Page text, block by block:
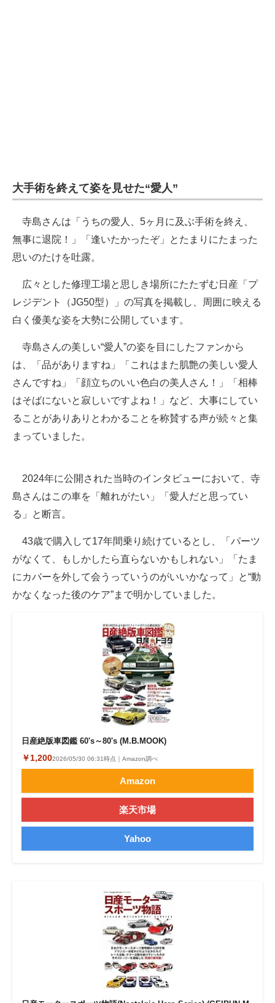
大手術を終えて姿を見せた“愛人”
寺島さんは「うちの愛人、5ヶ月に及ぶ手術を終え、
無事に退院！」「逢いたかったぞ」とたまりにたまった
思いのたけを吐露。
広々とした修理工場と思しき場所にたたずむ日産「プ
レジデント（JG50型）」の写真を掲載し、周囲に映える
白く優美な姿を大勢に公開しています。
寺島さんの美しい“愛人”の姿を目にしたファンから
は、「品がありますね」「これはまた肌艶の美しい愛人
さんですね」「顔立ちのいい色白の美人さん！」「相棒
はそばにないと寂しいですよね！」など、大事にしてい
ることがありありとわかることを称賛する声が続々と集
まっていました。
2024年に公開された当時のインタビューにおいて、寺
島さんはこの車を「離れがたい」「愛人だと思ってい
る」と断言。
43歳で購入して17年間乗り続けているとし、「パーツ
がなくて、もしかしたら直らないかもしれない」「たま
にカバーを外して会うっていうのがいいかなって」と“動
かなくなった後のケア”まで明かしていました。
日産絶版車図鑑 60's～80's (M.B.MOOK)
￥1,2002026/05/30 06:31時点｜Amazon調べ
Amazon
楽天市場
Yahoo